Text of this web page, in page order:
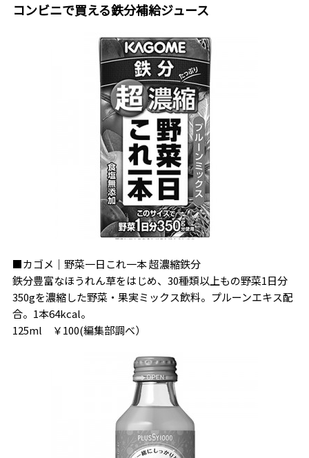
コンビニで買える鉄分補給ジュース
■カゴメ｜野菜一日これ一本 超濃縮鉄分
鉄分豊富なほうれん草をはじめ、30種類以上もの野菜1日分
350gを濃縮した野菜・果実ミックス飲料。プルーンエキス配
合。1本64kcal。
125ml ￥100(編集部調べ）